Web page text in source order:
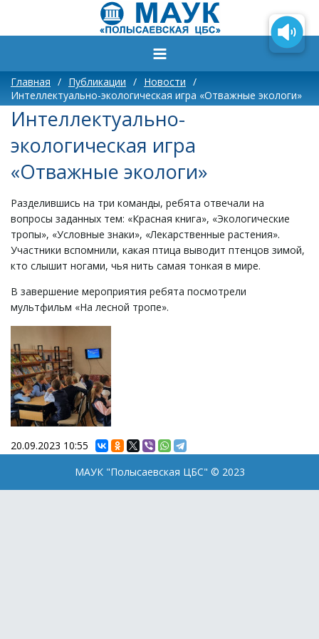
Главная / Публикации / Новости /
Интеллектуально-экологическая игра «Отважные экологи»
Интеллектуально-
экологическая игра
«Отважные экологи»
Разделившись на три команды, ребята отвечали на
вопросы заданных тем: «Красная книга», «Экологические
тропы», «Условные знаки», «Лекарственные растения».
Участники вспомнили, какая птица выводит птенцов зимой,
кто слышит ногами, чья нить самая тонкая в мире.
В завершение мероприятия ребята посмотрели
мультфильм «На лесной тропе».
20.09.2023 10:55
МАУК "Полысаевская ЦБС" © 2023